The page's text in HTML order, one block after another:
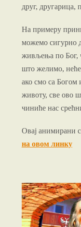
друг, другарица,
На примеру
можемо сигурно
живљења по Бог,
што желимо,
ако смо са Богом
животу, све ово
чиниће нас
Овај анимирани
на овом линку